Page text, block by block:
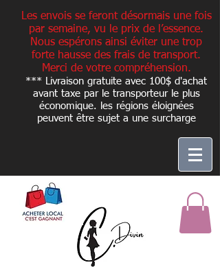
Les envois se feront désormais une fois
par semaine, vu le prix de l’essence.
Nous espérons ainsi éviter une trop
forte hausse des frais de transport.
Merci de votre compréhension.
*** Livraison gratuite avec 100$ d'achat
avant taxe par le transporteur le plus
économique. les régions éloignées
peuvent être sujet a une surcharge